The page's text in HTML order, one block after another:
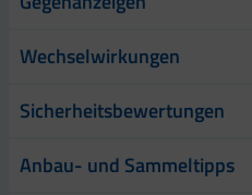
Wechselwirkungen
Sicherheitsbewertungen
Anbau- und Sammeltipps